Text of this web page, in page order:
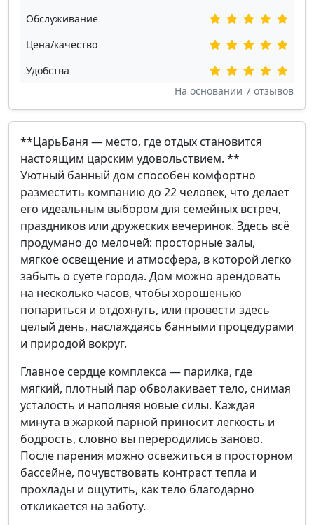
Обслуживание
Цена/качество
Удобства
На основании 7 отзывов
**ЦарьБаня — место, где отдых становится
настоящим царским удовольствием. **
Уютный банный дом способен комфортно
разместить компанию до 22 человек, что делает
его идеальным выбором для семейных встреч,
праздников или дружеских вечеринок. Здесь всё
продумано до мелочей: просторные залы,
мягкое освещение и атмосфера, в которой легко
забыть о суете города. Дом можно арендовать
на несколько часов, чтобы хорошенько
попариться и отдохнуть, или провести здесь
целый день, наслаждаясь банными процедурами
и природой вокруг.
Главное сердце комплекса — парилка, где
мягкий, плотный пар обволакивает тело, снимая
усталость и наполняя новые силы. Каждая
минута в жаркой парной приносит легкость и
бодрость, словно вы переродились заново.
После парения можно освежиться в просторном
бассейне, почувствовать контраст тепла и
прохлады и ощутить, как тело благодарно
откликается на заботу.